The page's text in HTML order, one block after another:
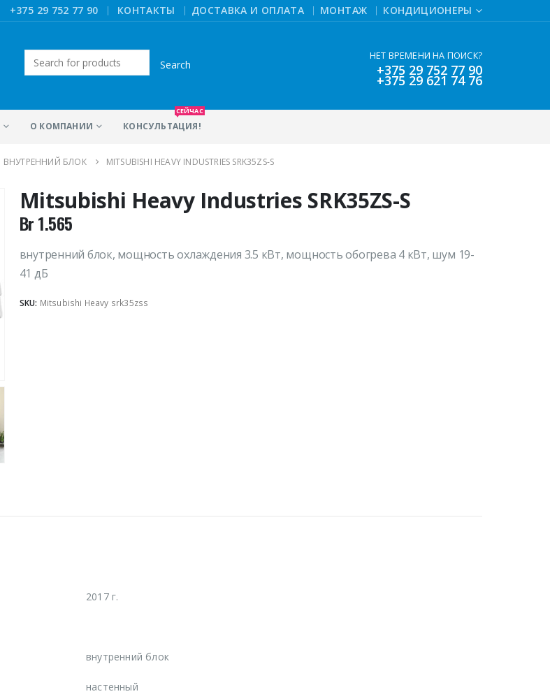
+375 29 752 77 90 | КОНТАКТЫ ДОСТАВКА И ОПЛАТА МОНТАЖ КОНДИЦИОНЕРЫ
Искать: НЕТ ВРЕМЕНИ НА ПОИСК?
+375 29 752 77 90
+375 29 621 74 76
О КОМПАНИИ КОНСУЛЬТАЦИЯ!
СЕЙЧАС
ВНУТРЕННИЙ БЛОК MITSUBISHI HEAVY INDUSTRIES SRK35ZS-S
Mitsubishi Heavy Industries SRK35ZS-S
Br1.565
внутренний блок, мощность охлаждения 3.5 кВт, мощность обогрева 4 кВт, шум 19-
41 дБ
SKU: Mitsubishi Heavy srk35zss
2017 г.
внутренний блок
настенный